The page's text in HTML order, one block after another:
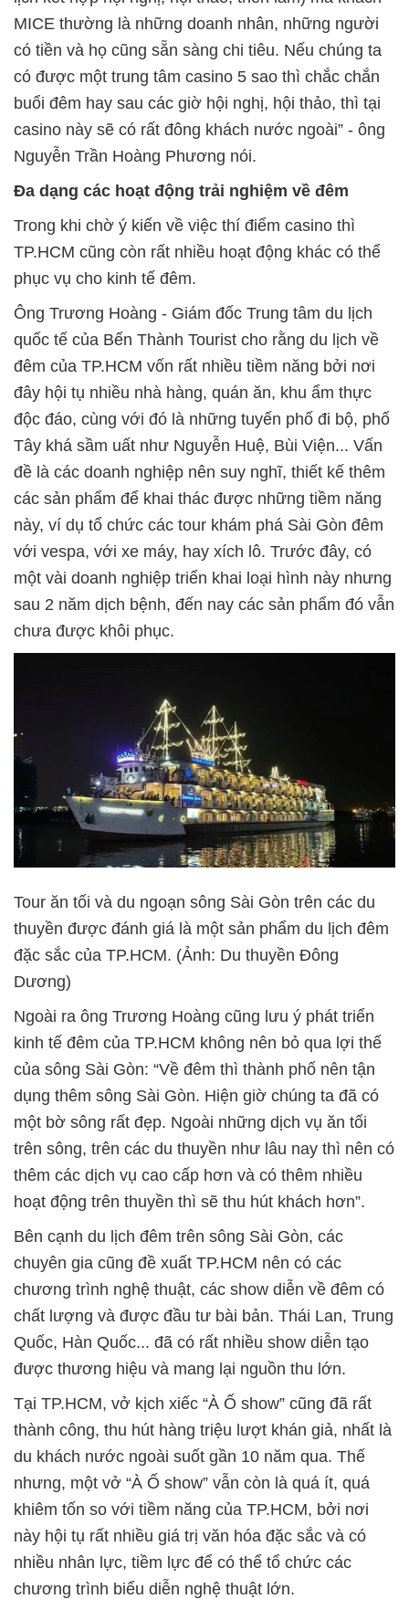
MICE thường là những doanh nhân, những người
có tiền và họ cũng sẵn sàng chi tiêu. Nếu chúng ta
có được một trung tâm casino 5 sao thì chắc chắn
buổi đêm hay sau các giờ hội nghị, hội thảo, thì tại
casino này sẽ có rất đông khách nước ngoài” - ông
Nguyễn Trần Hoàng Phương nói.
Đa dạng các hoạt động trải nghiệm về đêm
Trong khi chờ ý kiến về việc thí điểm casino thì
TP.HCM cũng còn rất nhiều hoạt động khác có thể
phục vụ cho kinh tế đêm.
Ông Trương Hoàng - Giám đốc Trung tâm du lịch
quốc tế của Bến Thành Tourist cho rằng du lịch về
đêm của TP.HCM vốn rất nhiều tiềm năng bởi nơi
đây hội tụ nhiều nhà hàng, quán ăn, khu ẩm thực
độc đáo, cùng với đó là những tuyến phố đi bộ, phố
Tây khá sầm uất như Nguyễn Huệ, Bùi Viện... Vấn
đề là các doanh nghiệp nên suy nghĩ, thiết kế thêm
các sản phẩm để khai thác được những tiềm năng
này, ví dụ tổ chức các tour khám phá Sài Gòn đêm
với vespa, với xe máy, hay xích lô. Trước đây, có
một vài doanh nghiệp triển khai loại hình này nhưng
sau 2 năm dịch bệnh, đến nay các sản phẩm đó vẫn
chưa được khôi phục.
Tour ăn tối và du ngoạn sông Sài Gòn trên các du
thuyền được đánh giá là một sản phẩm du lịch đêm
đặc sắc của TP.HCM. (Ảnh: Du thuyền Đông
Dương)
Ngoài ra ông Trương Hoàng cũng lưu ý phát triển
kinh tế đêm của TP.HCM không nên bỏ qua lợi thế
của sông Sài Gòn: “Về đêm thì thành phố nên tận
dụng thêm sông Sài Gòn. Hiện giờ chúng ta đã có
một bờ sông rất đẹp. Ngoài những dịch vụ ăn tối
trên sông, trên các du thuyền như lâu nay thì nên có
thêm các dịch vụ cao cấp hơn và có thêm nhiều
hoạt động trên thuyền thì sẽ thu hút khách hơn”.
Bên cạnh du lịch đêm trên sông Sài Gòn, các
chuyên gia cũng đề xuất TP.HCM nên có các
chương trình nghệ thuật, các show diễn về đêm có
chất lượng và được đầu tư bài bản. Thái Lan, Trung
Quốc, Hàn Quốc... đã có rất nhiều show diễn tạo
được thương hiệu và mang lại nguồn thu lớn.
Tại TP.HCM, vở kịch xiếc “À Ố show” cũng đã rất
thành công, thu hút hàng triệu lượt khán giả, nhất là
du khách nước ngoài suốt gần 10 năm qua. Thế
nhưng, một vở “À Ố show” vẫn còn là quá ít, quá
khiêm tốn so với tiềm năng của TP.HCM, bởi nơi
này hội tụ rất nhiều giá trị văn hóa đặc sắc và có
nhiều nhân lực, tiềm lực để có thể tổ chức các
chương trình biểu diễn nghệ thuật lớn.